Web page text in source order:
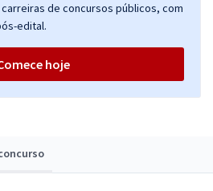
de concursos públicos, com
edital.
hoje